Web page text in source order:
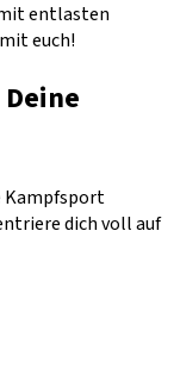
entlasten
euch!
Kampfsport
dich voll auf